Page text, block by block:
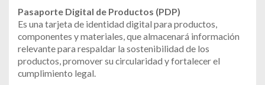
Pasaporte Digital de Productos (PDP)
Es una tarjeta de identidad digital para productos,
componentes y materiales, que almacenará información
relevante para respaldar la sostenibilidad de los
productos, promover su circularidad y fortalecer el
cumplimiento legal.